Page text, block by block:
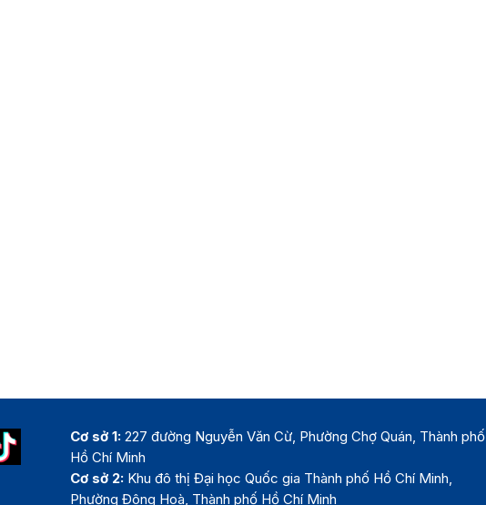
Cơ sở 1: 227 đường Nguyễn Văn Cừ, Phường Chợ Quán, Thành phố
Hồ Chí Minh
Cơ sở 2: Khu đô thị Đại học Quốc gia Thành phố Hồ Chí Minh,
Phường Đông Hoà, Thành phố Hồ Chí Minh